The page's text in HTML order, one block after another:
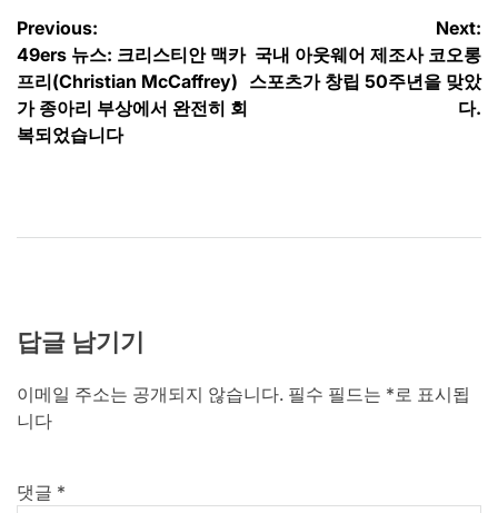
글
탐
색
Previous:
49ers 뉴스: 크리스티안 맥카
프리(Christian McCaffrey)
가 종아리 부상에서 완전히 회
복되었습니다
Next:
국내 아웃웨어 제조사 코오롱
스포츠가 창립 50주년을 맞았
다.
답글 남기기
이메일 주소는 공개되지 않습니다. 필수 필드는 *로 표시됩
니다
댓글 *